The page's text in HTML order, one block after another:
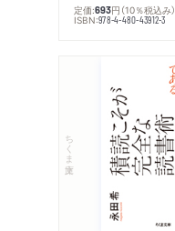
定価:693円 （10％税込み）
ISBN:978-4-480-43912-3
ちくま文庫